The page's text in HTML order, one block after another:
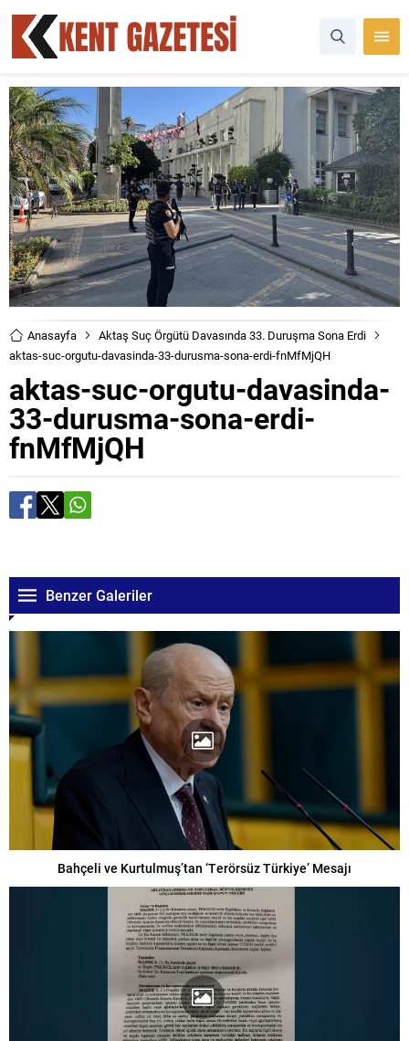
Anasayfa
Aktaş Suç Örgütü Davasında 33. Duruşma Sona Erdi
aktas-suc-orgutu-davasinda-33-durusma-sona-erdi-fnMfMjQH
aktas-suc-orgutu-davasinda-
33-durusma-sona-erdi-
fnMfMjQH
Benzer Galeriler
Bahçeli ve Kurtulmuş’tan ‘Terörsüz Türkiye’ Mesajı